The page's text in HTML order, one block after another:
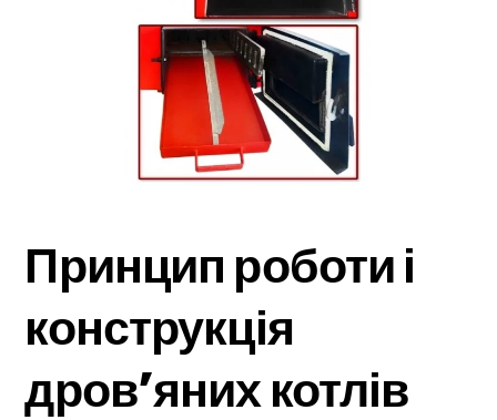
Принцип роботи і
конструкція
дров’яних котлів